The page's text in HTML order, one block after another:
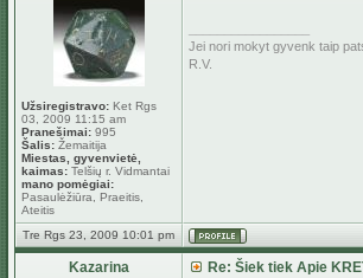
Užsiregistravo: Ket Rgs
03, 2009 11:15 am
Pranešimai: 995
Šalis: Žemaitija
Miestas, gyvenvietė,
kaimas: Telšių r. Vidmantai
mano pomėgiai:
Pasaulėžiūra, Praeitis,
Ateitis
Jei nori mokyt gyvenk taip
R.V.
Tre Rgs 23, 2009 10:01 pm
Kazarina
Re: Šiek tiek Apie